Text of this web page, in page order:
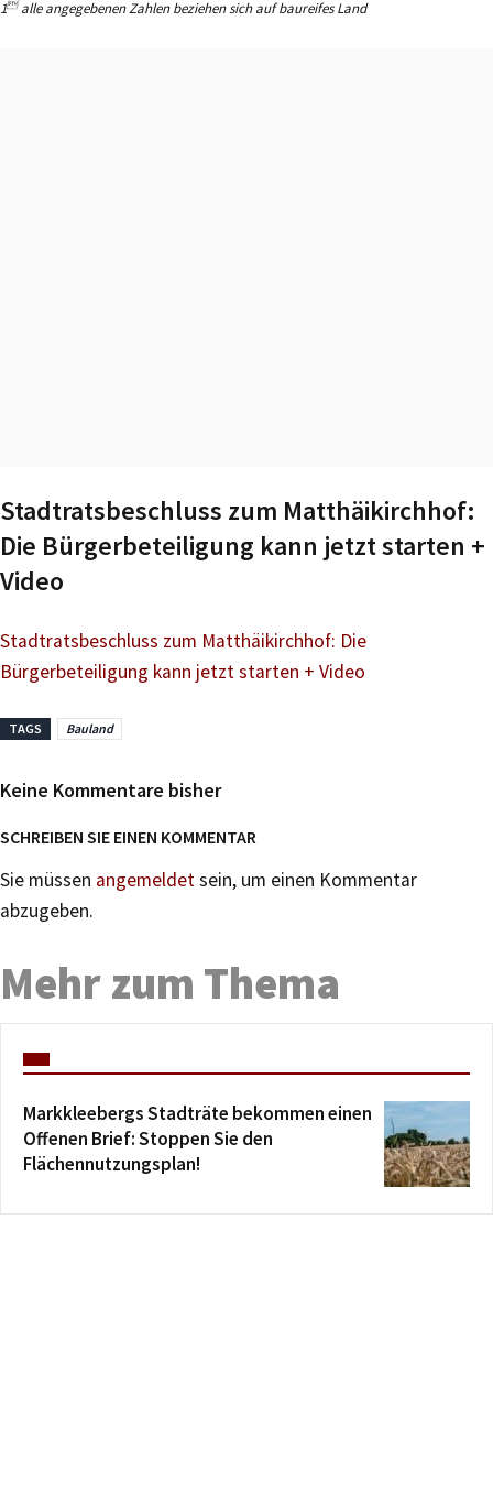
1alle angegebenen Zahlen beziehen sich auf baureifes Land
Stadtratsbeschluss zum Matthäikirchhof:
Die Bürgerbeteiligung kann jetzt starten +
Video
Stadtratsbeschluss zum Matthäikirchhof: Die
Bürgerbeteiligung kann jetzt starten + Video
TAGS Bauland
Keine Kommentare bisher
SCHREIBEN SIE EINEN KOMMENTAR
Sie müssen angemeldetsein, um einen Kommentar
abzugeben.
Mehr zum Thema
Markkleebergs Stadträte bekommen einen
Offenen Brief: Stoppen Sie den
Flächennutzungsplan!